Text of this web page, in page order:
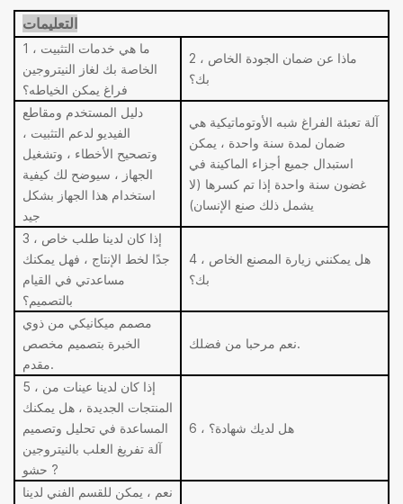
التعليمات
1 ، ما هي خدمات التثبيت
الخاصة بك لغاز النيتروجين
فراغ يمكن الخياطه؟
2 ، ماذا عن ضمان الجودة الخاص
بك؟
دليل المستخدم ومقاطع
الفيديو لدعم التثبيت ،
وتصحيح الأخطاء ، وتشغيل
الجهاز ، سيوضح لك كيفية
استخدام هذا الجهاز بشكل
جيد
آلة تعبئة الفراغ شبه الأوتوماتيكية هي
ضمان لمدة سنة واحدة ، يمكن
استبدال جميع أجزاء الماكينة في
غضون سنة واحدة إذا تم كسرها (لا
يشمل ذلك صنع الإنسان)
3 ، إذا كان لدينا طلب خاص
جدًا لخط الإنتاج ، فهل يمكنك
مساعدتي في القيام
بالتصميم؟
4 ، هل يمكنني زيارة المصنع الخاص
بك؟
مصمم ميكانيكي من ذوي
الخبرة بتصميم مخصص
مقدم.
نعم مرحبا من فضلك.
5 ، إذا كان لدينا عينات من
المنتجات الجديدة ، هل يمكنك
المساعدة في تحليل وتصميم
آلة تفريغ العلب بالنيتروجين
?
6 ، هل لديك شهادة؟
نعم ، يمكن للقسم الفني لدينا